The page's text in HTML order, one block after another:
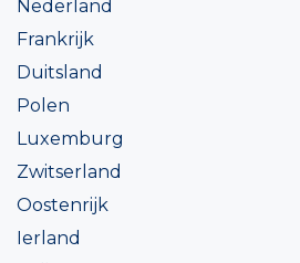
Nederland
Frankrijk
Duitsland
Polen
Luxemburg
Zwitserland
Oostenrijk
Ierland